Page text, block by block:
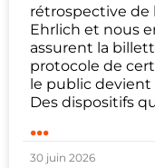
rétrospective de
Ehrlich et nous
assurent la
protocole de
le public
Des dispositifs
...
30 juin 2026